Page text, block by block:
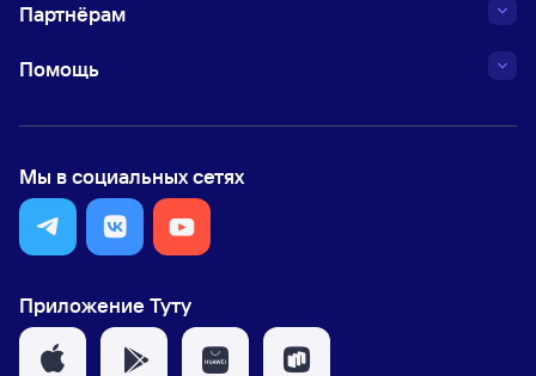
Партнёрам
Помощь
Мы в социальных сетях
Приложение Туту